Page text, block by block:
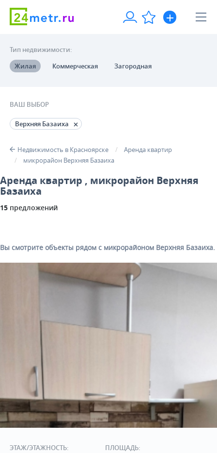
Тип недвижимости:
Жилая
Коммерческая Загородная
ВАШ ВЫБОР
Верхняя Базаиха
Недвижимость в Красноярске
Аренда квартир
микрорайон Верхняя Базаиха
Аренда квартир , микрорайон Верхняя
Базаиха
15 предложений
Вы смотрите объекты рядом с микрорайоном Верхняя Базаиха.
ЭТАЖ/ЭТАЖНОСТЬ:
ПЛОЩАДЬ: